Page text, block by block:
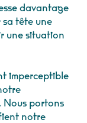
davantage
sa tête une
une situation
imperceptible
Nous portons
notre